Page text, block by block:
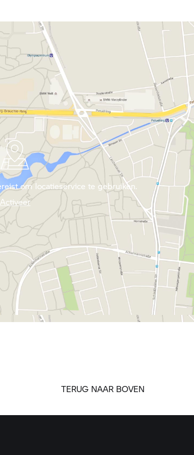
om locatieservice te gebruiken.
Activeer
TERUG NAAR BOVEN